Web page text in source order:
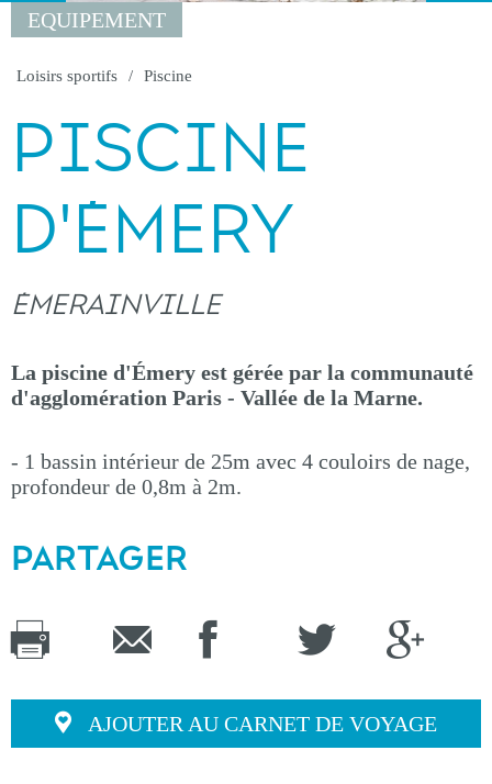
EQUIPEMENT
Loisirs sportifs Piscine
PISCINE
D'ÉMERY
ÉMERAINVILLE
La piscine d'Émery est gérée par la communauté
d'agglomération Paris - Vallée de la Marne.
- 1 bassin intérieur de 25m avec 4 couloirs de nage,
profondeur de 0,8m à 2m.
PARTAGER
AJOUTER AU CARNET DE VOYAGE